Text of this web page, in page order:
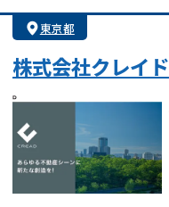
東京都
株式会社クレイド